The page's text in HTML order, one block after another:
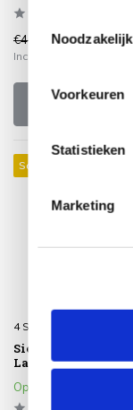
Noodzakelijk
Voorkeuren
Statistieken
Marketing
€43,95 €36,95
Incl. btw
Bekijken
Sale 15%
4 Seasons Outdoor
Sierkussen 30x60
Laconcha light
Op voorraad